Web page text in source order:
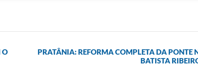
O
PRATÂNIA: REFORMA COMPLETA DA PONTE
BATISTA